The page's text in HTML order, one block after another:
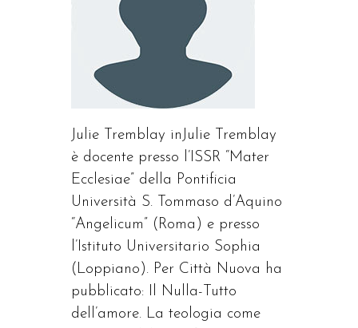
Julie Tremblay inJulie Tremblay
è docente presso l’ISSR “Mater
Ecclesiae” della Pontificia
Università S. Tommaso d’Aquino
“Angelicum” (Roma) e presso
l’Istituto Universitario Sophia
(Loppiano). Per Città Nuova ha
pubblicato: Il Nulla-Tutto
dell’amore. La teologia come